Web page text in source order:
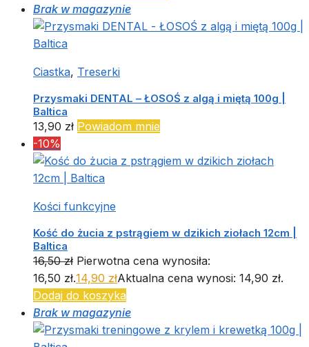
Brak w magazynie
Ciastka, Treserki
Przysmaki DENTAL – ŁOSOŚ z algą i miętą 100g |
Baltica
13,90 zł Powiadom mnie
-10%
Kości funkcyjne
Kość do żucia z pstrągiem w dzikich ziołach 12cm |
Baltica
16,50zł Pierwotna cena wynosiła:
16,50 zł.14,90 złAktualna cena wynosi: 14,90 zł.
Dodaj do koszyka
Brak w magazynie